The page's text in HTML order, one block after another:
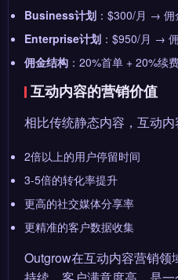
Business计划 ：$300/月 → 佣
Enterprise计划 ：$950/月 →
佣金结构 ：20%首单 + 20%续
互动内容的营销价值
相比传统静态内容，互动内
2倍以上的用户停留时间
3-5倍的转化率提升
更高的社交媒体分享率
更精准的客户数据收集
Outgrow在互动内容营销